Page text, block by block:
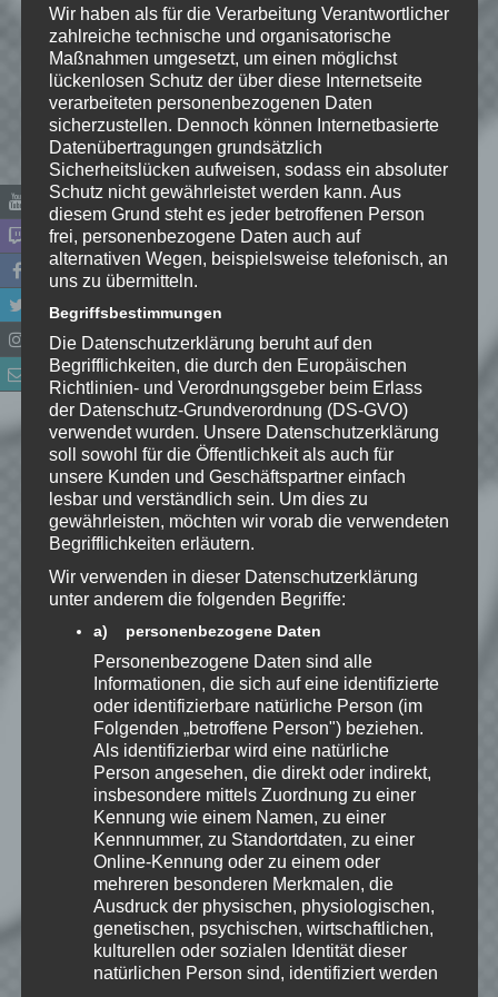
Name*
E-Mail-Adresse*
Website
*Ich habe die
Datenschutzerklärungzur
Kenntnis genommen. Ich stimme
zu, dass meine Angaben dauerhaft
gespeichert werden.
Benachrichtige mich über
nachfolgende Kommentare via E-
Mail.
Benachrichtige mich über neue
Beiträge via E-Mail.
EmKa
Ich bin leidenschaftlicher
Gamer und schaue mir
eigentlich alles Neue an.
Wir haben als für die Verarbeitung Verantwortlicher
zahlreiche technische und organisatorische
Maßnahmen umgesetzt, um einen möglichst
lückenlosen Schutz der über diese Internetseite
verarbeiteten personenbezogenen Daten
sicherzustellen. Dennoch können Internetbasierte
Datenübertragungen grundsätzlich
Sicherheitslücken aufweisen, sodass ein absoluter
Schutz nicht gewährleistet werden kann. Aus
diesem Grund steht es jeder betroffenen Person
frei, personenbezogene Daten auch auf
alternativen Wegen, beispielsweise telefonisch, an
uns zu übermitteln.
Begriffsbestimmungen
Die Datenschutzerklärung beruht auf den
Begrifflichkeiten, die durch den Europäischen
Richtlinien- und Verordnungsgeber beim Erlass
der Datenschutz-Grundverordnung (DS-GVO)
verwendet wurden. Unsere Datenschutzerklärung
soll sowohl für die Öffentlichkeit als auch für
unsere Kunden und Geschäftspartner einfach
lesbar und verständlich sein. Um dies zu
gewährleisten, möchten wir vorab die verwendeten
Begrifflichkeiten erläutern.
Wir verwenden in dieser Datenschutzerklärung
unter anderem die folgenden Begriffe:
a) personenbezogene Daten
Personenbezogene Daten sind alle
Informationen, die sich auf eine identifizierte
oder identifizierbare natürliche Person (im
Folgenden „betroffene Person") beziehen.
Als identifizierbar wird eine natürliche
Person angesehen, die direkt oder indirekt,
insbesondere mittels Zuordnung zu einer
Kennung wie einem Namen, zu einer
Kennnummer, zu Standortdaten, zu einer
Online-Kennung oder zu einem oder
mehreren besonderen Merkmalen, die
Ausdruck der physischen, physiologischen,
genetischen, psychischen, wirtschaftlichen,
kulturellen oder sozialen Identität dieser
natürlichen Person sind, identifiziert werden